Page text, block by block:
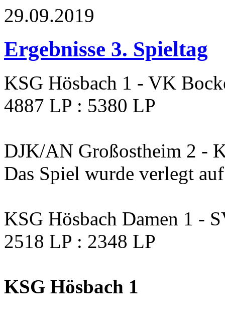
29.09.2019
Ergebnisse 3. Spieltag
KSG Hösbach 1 - VK
4887 LP : 5380 LP
DJK/AN Großostheim 2 -
Das Spiel wurde verlegt
KSG Hösbach Damen 1 -
2518 LP : 2348 LP
KSG Hösbach 1